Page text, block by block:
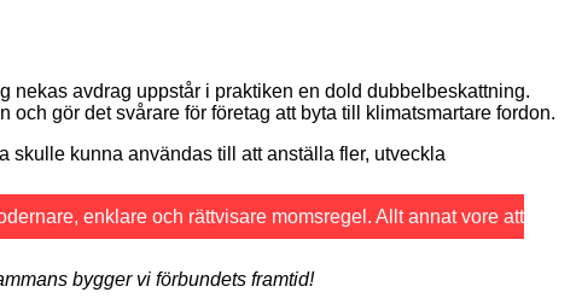
nekas avdrag uppstår i praktiken en dold dubbelbeskattning.
gör det svårare för företag att byta till klimatsmartare fordon.
skulle kunna användas till att anställa fler, utveckla
enklare och rättvisare momsregel. Allt annat vore att
bygger vi förbundets framtid!